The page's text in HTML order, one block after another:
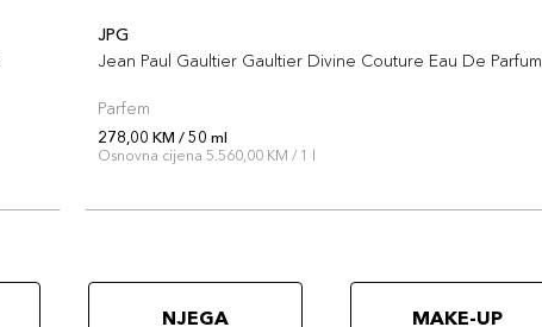
JPG
Jean Paul Gaultier Gaultier Divine Couture Eau De Parfum
Parfem
278,00 KM / 50 ml
Osnovna cijena 5.560,00 KM / 1 l
NJEGA MAKE-UP